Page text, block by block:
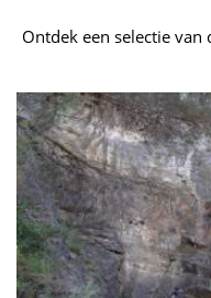
Ontdek een selectie